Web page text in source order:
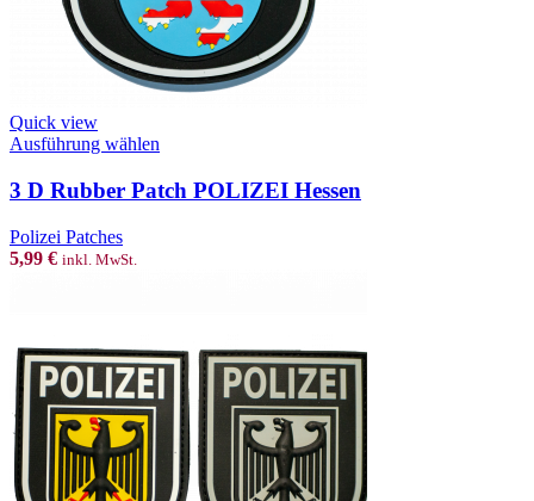
Quick view
Ausführung wählen
has
multiple
on
product
page
3 D Rubber Patch POLIZEI Hessen
Polizei Patches
5,99 € inkl. MwSt.